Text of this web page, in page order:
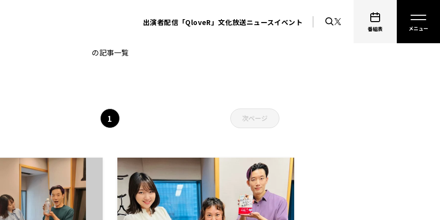
出演者配信「QloveR」文化放送ニュースイベント
番組表
の記事一覧
1 次ページ